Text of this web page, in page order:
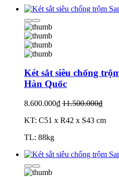
Két sắt siêu chống
Hàn Quốc
8.600.000₫ 11.500.000₫
KT: C51 x R42 x S43 cm
TL: 88kg